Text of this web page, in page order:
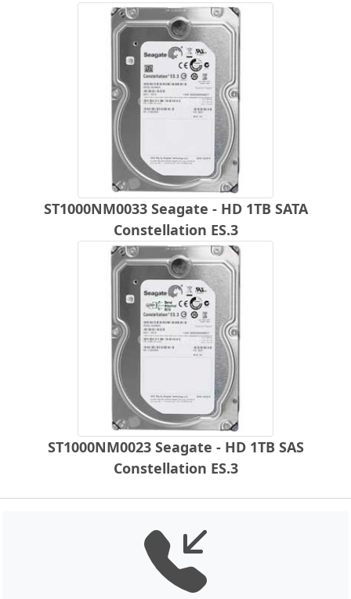
ST1000NM0033 Seagate - HD 1TB SATA
Constellation ES.3
ST1000NM0023 Seagate - HD 1TB SAS
Constellation ES.3